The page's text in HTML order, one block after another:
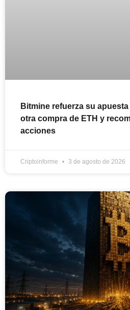
Bitmine refuerza su
otra compra de ETH y
acciones
Criptoinforme 3 de agosto de 2026